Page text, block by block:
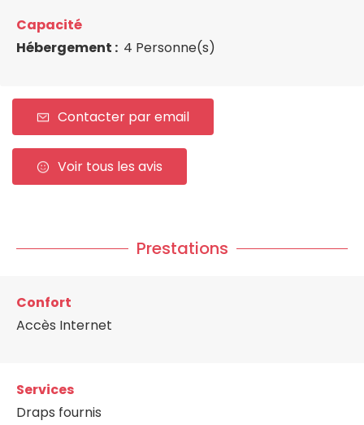
Capacité
Hébergement : 4 Personne(s)
Contacter par email
Voir tous les avis
Prestations
Confort
Accès Internet
Services
Draps fournis